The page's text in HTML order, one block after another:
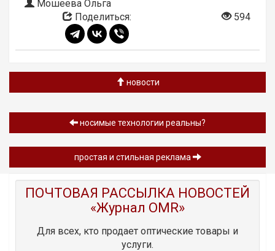
Мошеева Ольга
Поделиться:
594
новости
носимые технологии реальны?
простая и стильная реклама
ПОЧТОВАЯ РАССЫЛКА НОВОСТЕЙ
«Журнал OMR»
Для всех, кто продает оптические товары и
услуги.